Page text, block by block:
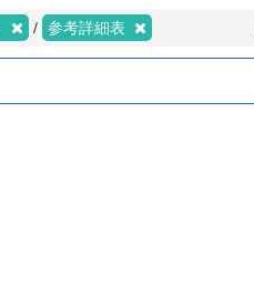
参考詳細表